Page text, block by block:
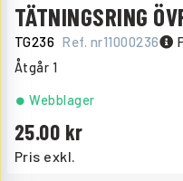
TÄTNINGSRING
TG236 Ref. nr11000236
Åtgår 1
Pris exkl.
25.00
Webblager